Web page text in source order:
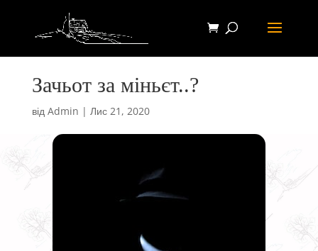
Зачьот за міньєт..?
від Admin | Лис 21, 2020